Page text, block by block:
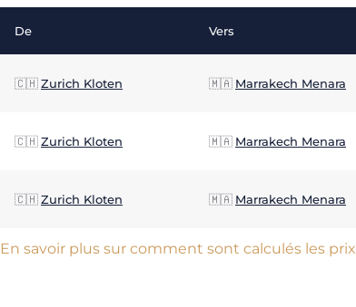
De Vers
🇨🇭Zurich Kloten 🇲🇦 Marrakech Menara
🇨🇭Zurich Kloten 🇲🇦 Marrakech Menara
🇨🇭Zurich Kloten 🇲🇦 Marrakech Menara
En savoir plus sur comment sont calculés les prix